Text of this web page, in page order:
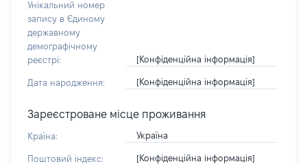
Унікальний номер
запису в Єдиному
державному
демографічному
реєстрі:
[Конфіденційна інформація]
Дата народження: [Конфіденційна інформація]
Зареєстроване місце проживання
Країна: Україна
Поштовий індекс: [Конфіденційна інформація]